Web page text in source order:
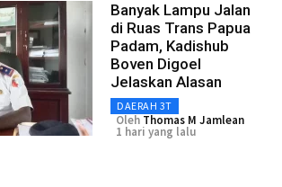
Banyak Lampu Jalan
di Ruas Trans Papua
Padam, Kadishub
Boven Digoel
Jelaskan Alasan
DAERAH 3T
Oleh Thomas M Jamlean
1 hari yang lalu